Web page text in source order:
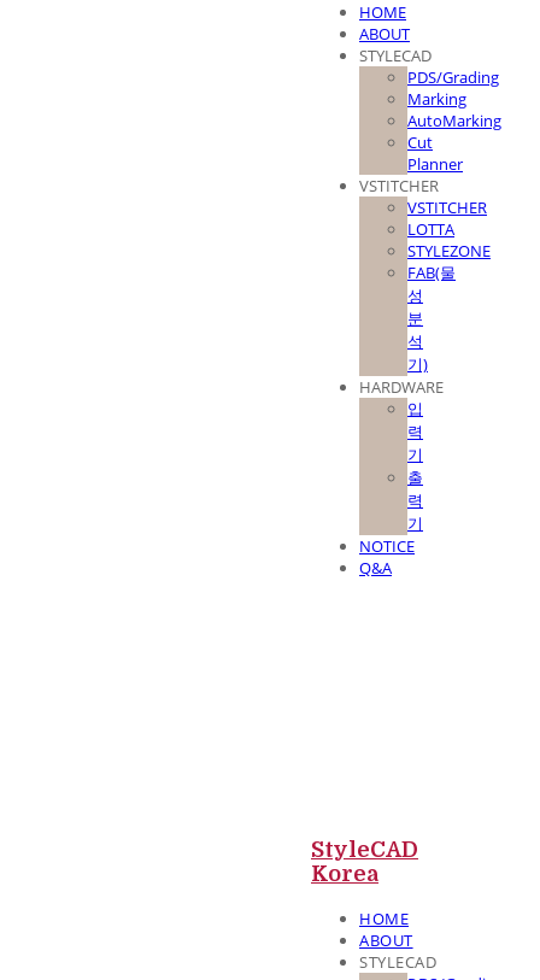
HOME
ABOUT
STYLECAD
PDS/Grading
Marking
AutoMarking
Cut
Planner
VSTITCHER
VSTITCHER
LOTTA
STYLEZONE
FAB(물
성
분
석
기)
HARDWARE
입
력
기
출
력
기
NOTICE
Q&A
StyleCAD
Korea
HOME
ABOUT
STYLECAD